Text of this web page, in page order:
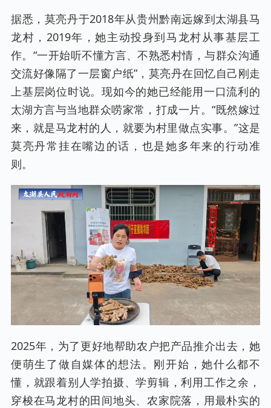
据悉，莫亮丹于2018年从贵州黔南远嫁到太湖县马
龙村，2019年，她主动投身到马龙村从事基层工
作。“一开始听不懂方言、不熟悉村情，与群众沟通
交流好像隔了一层窗户纸”，莫亮丹在回忆自己刚走
上基层岗位时说。现如今的她已经能用一口流利的
太湖方言与当地群众唠家常，打成一片。“既然嫁过
来，就是马龙村的人，就要为村里做点实事。”这是
莫亮丹常挂在嘴边的话，也是她多年来的行动准
则。
2025年，为了更好地帮助农户把产品推介出去，她
便萌生了做自媒体的想法。刚开始，她什么都不
懂，就跟着别人学拍摄、学剪辑，利用工作之余，
穿梭在马龙村的田间地头、农家院落，用最朴实的